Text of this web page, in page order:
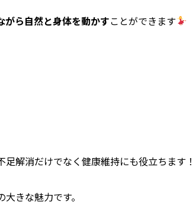
がら自然と身体を動かすことができます
解消だけでなく健康維持にも役立ちます！
きな魅力です。